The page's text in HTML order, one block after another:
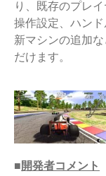
り、既存のプレ
操作設定、ハンド
新マシンの追加
だけます。
■開発者コメント